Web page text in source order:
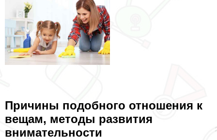
Причины подобного отношения к
вещам, методы развития
внимательности